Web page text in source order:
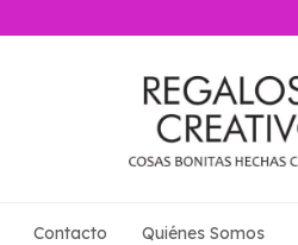
Contacto Quiénes Somos